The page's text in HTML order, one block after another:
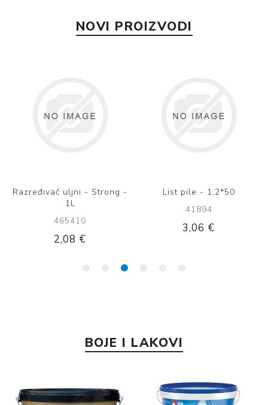
NOVI PROIZVODI
Razređivač uljni - Strong -
1L
465410
2,08 €
List pile - 1,2*50
41894
3,06 €
BOJE I LAKOVI